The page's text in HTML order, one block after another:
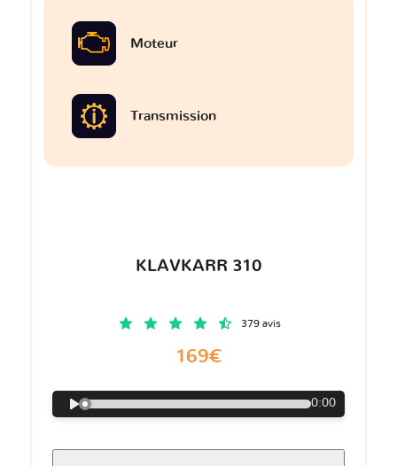
Moteur
Transmission
KLAVKARR 310
379 avis
169€
0:00